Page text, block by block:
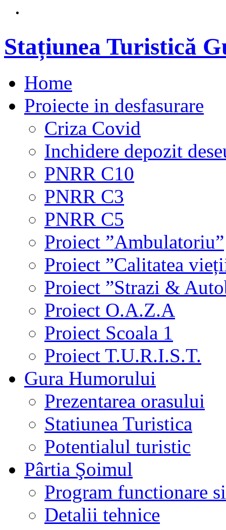
Stațiunea Turistică
Home
Proiecte in desfasurare
Criza Covid
Inchidere depozit
PNRR C10
PNRR C3
PNRR C5
Proiect ”Ambulatoriu”
Proiect ”Calitatea
Proiect ”Strazi &
Proiect O.A.Z.A
Proiect Scoala 1
Proiect T.U.R.I.S.T.
Gura Humorului
Prezentarea orasului
Statiunea Turistica
Potentialul turistic
Pârtia Şoimul
Program functionare
Detalii tehnice